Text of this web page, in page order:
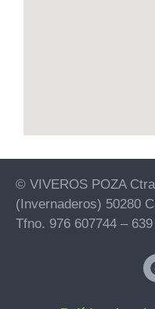
© VIVEROS POZA
(Invernaderos) 50280
Tfno. 976 607744 –